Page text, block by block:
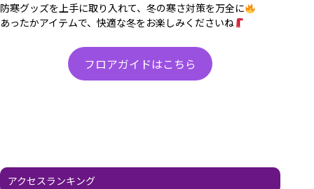
防寒グッズを上手に取り入れて、冬の寒さ対策を万全に
あったかアイテムで、快適な冬をお楽しみくださいね
フロアガイドはこちら
アクセスランキング